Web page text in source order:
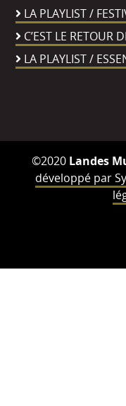
LA PLAYLIST /
C’EST LE RETOUR
LA PLAYLIST /
©2020 Landes
développé par